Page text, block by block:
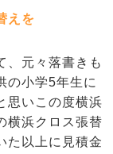
えを
、元々落書きも
の小学5年生に
思いこの度横浜
横浜クロス張替
た以上に見積金